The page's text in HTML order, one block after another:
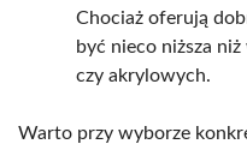
Chociaż oferują
być nieco niższa
czy akrylowych.
Warto przy wyborze